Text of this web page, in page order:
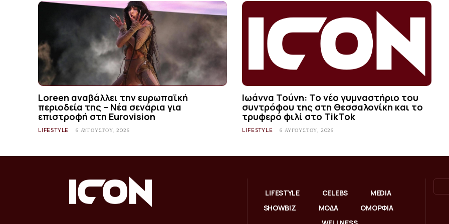
Loreen αναβάλλει την ευρωπαϊκή
περιοδεία της – Νέα σενάρια για
επιστροφή στη Eurovision
LIFESTYLE 6 ΑΥΓΟΎΣΤΟΥ, 2026
Ιωάννα Τούνη: Το νέο γυμναστήριο του
συντρόφου της στη Θεσσαλονίκη και το
τρυφερό φιλί στο TikTok
LIFESTYLE 6 ΑΥΓΟΎΣΤΟΥ, 2026
LIFESTYLE CELEBS
MEDIA
SHOWBIZ
ΜΟΔΑ
ΟΜΟΡΦΙΑ